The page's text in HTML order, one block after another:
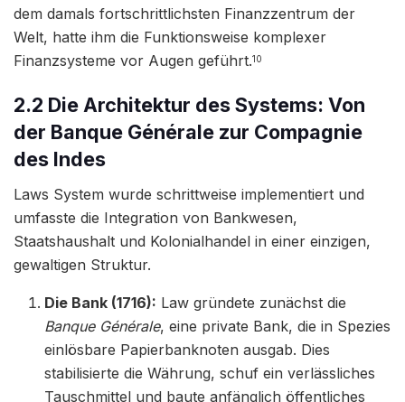
dem damals fortschrittlichsten Finanzzentrum der
Welt, hatte ihm die Funktionsweise komplexer
Finanzsysteme vor Augen geführt.10
2.2 Die Architektur des Systems: Von
der Banque Générale zur Compagnie
des Indes
Laws System wurde schrittweise implementiert und
umfasste die Integration von Bankwesen,
Staatshaushalt und Kolonialhandel in einer einzigen,
gewaltigen Struktur.
Die Bank (1716): Law gründete zunächst die
Banque Générale, eine private Bank, die in Spezies
einlösbare Papierbanknoten ausgab. Dies
stabilisierte die Währung, schuf ein verlässliches
Tauschmittel und baute anfänglich öffentliches